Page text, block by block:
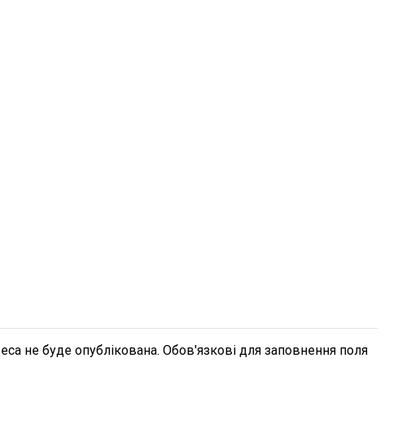
не буде опублікована. Обов'язкові для заповнення поля